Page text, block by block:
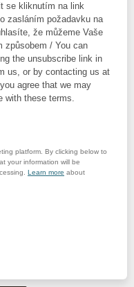
se kliknutím na link
zasláním požadavku na
že můžeme Vaše
způsobem / You can
the unsubscribe link in
us, or by contacting us at
agree that we may
with these terms.
platform. By clicking below to
your information will be
Learn more about